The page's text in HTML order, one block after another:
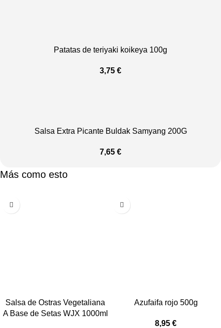
Patatas de teriyaki koikeya 100g
3,75 €
Salsa Extra Picante Buldak Samyang 200G
7,65 €
Más como esto
Salsa de Ostras Vegetaliana
A Base de Setas WJX 1000ml
Azufaifa rojo 500g
8,95 €